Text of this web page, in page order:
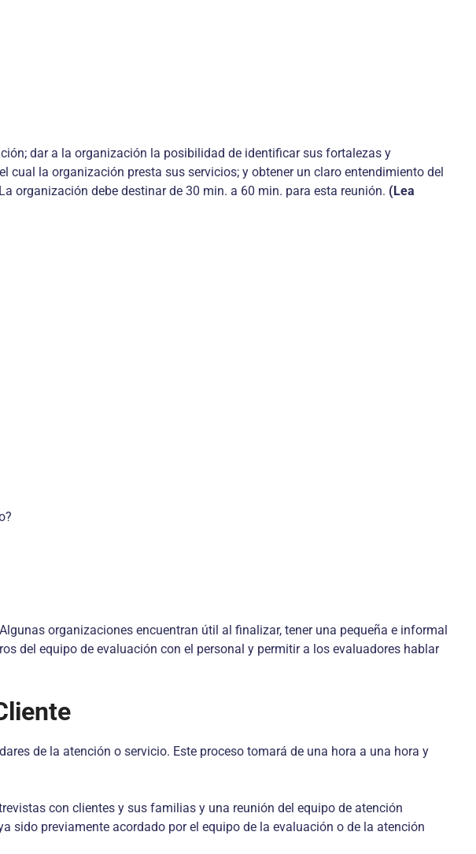
dar a la organización la posibilidad de identificar sus fortalezas y
la organización presta sus servicios; y obtener un claro entendimiento del
organización debe destinar de 30 min. a 60 min. para esta reunión. (Lea
organizaciones encuentran útil al finalizar, tener una pequeña e informal
del equipo de evaluación con el personal y permitir a los evaluadores hablar
de la atención o servicio. Este proceso tomará de una hora a una hora y
con clientes y sus familias y una reunión del equipo de atención
sido previamente acordado por el equipo de la evaluación o de la atención